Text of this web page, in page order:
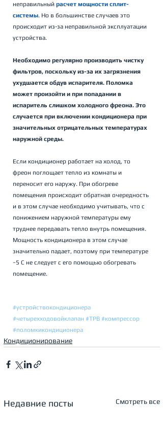
неправильный расчет мощности сплит-
системы. Но в большинстве случаев это
происходит из-за неправильной эксплуатации
устройства.
Необходимо регулярно производить чистку
фильтров, поскольку из-за их загрязнения
ухудшается обдув испарителя. Поломка
может произойти и при попадании в
испаритель слишком холодного фреона. Это
случается при включении кондиционера при
значительных отрицательных температурах
наружной среды.
Если кондиционер работает на холод, то
фреон поглощает тепло из комнаты и
переносит его наружу. При обогреве
помещения происходит обратная очередность
и в этом случае необходимо учитывать, что с
понижением наружной температуры ему
труднее передавать тепло внутрь помещения.
Мощность кондиционера в этом случае
значительно падает, поэтому при температуре
−5 С не следует с его помощью обогревать
помещение.
#устройствокондиционера
#четырехходовойклапан #ТРВ #компрессор
#поломкикондиционера
Кондиционирование
Недавние посты Смотреть все